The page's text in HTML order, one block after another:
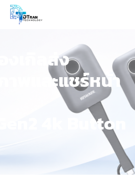
งเกิลส่ง
พและแชร์หน้า
4k Button